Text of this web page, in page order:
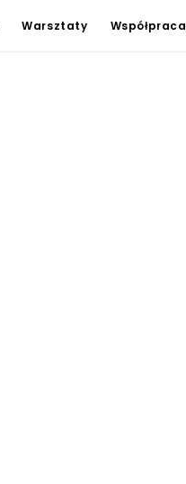
Warsztaty Współpraca